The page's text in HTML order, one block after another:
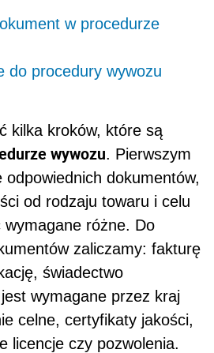
w procedurze
do procedury wywozu
kilka kroków, które są
wywozu. Pierwszym
odpowiednich dokumentów,
od rodzaju towaru i celu
różne. Do
zaliczamy: fakturę
świadectwo
wymagane przez kraj
celne, certyfikaty jakości,
licencje czy pozwolenia.